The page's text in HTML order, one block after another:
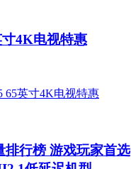
4K电视特惠
排行榜 游戏玩家首选